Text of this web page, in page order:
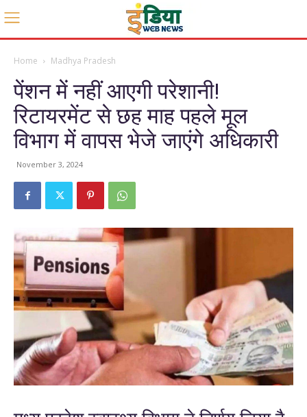
Home Madhya Pradesh
पेंशन में नहीं आएगी परेशानी!
रिटायरमेंट से छह माह पहले मूल
विभाग में वापस भेजे जाएंगे अधिकारी
November 3, 2024